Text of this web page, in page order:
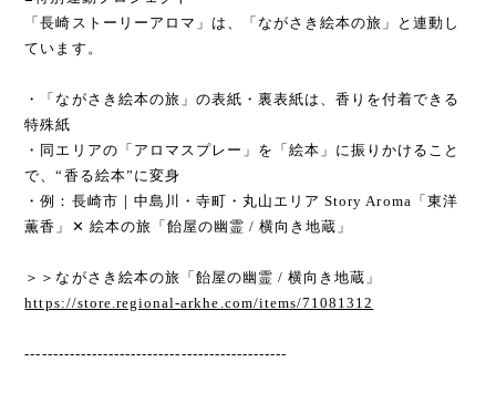
「長崎ストーリーアロマ」は、「ながさき絵本の旅」と連動し
ています。
・「ながさき絵本の旅」の表紙・裏表紙は、香りを付着できる
特殊紙
・同エリアの「アロマスプレー」を「絵本」に振りかけること
で、“香る絵本”に変身
・例：長崎市｜中島川・寺町・丸山エリア Story Aroma「東洋
薫香」✕ 絵本の旅「飴屋の幽霊 / 横向き地蔵」
＞＞ながさき絵本の旅「飴屋の幽霊 / 横向き地蔵」
https://store.regional-arkhe.com/items/71081312
-----------------------------------------------